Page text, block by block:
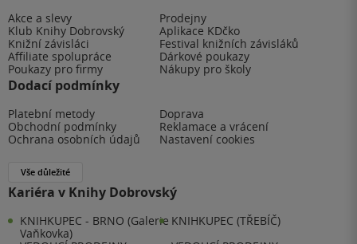
Akce a slevy
Prodejny
Klub Knihy Dobrovský
Aplikace KDčko
Knižní závisláci
Festival knižních závisláků
Affiliate spolupráce
Dárkové poukazy
Poukazy pro firmy
Nákupy pro školy
Dodací podmínky
Platební metody
Doprava
Obchodní podmínky
Reklamace a vrácení
Ochrana osobních údajů
Nastavení cookies
Vše důležité
Kariéra v Knihy Dobrovský
KNIHKUPEC - BRNO (Galerie
Vaňkovka)
KNIHKUPEC (TŘEBÍČ)